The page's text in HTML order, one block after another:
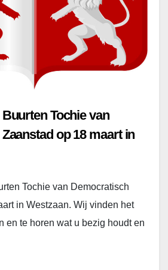
Tochie van
op 18 maart in
Tochie van Democratisch
in Westzaan. Wij vinden het
en te horen wat u bezig houdt en